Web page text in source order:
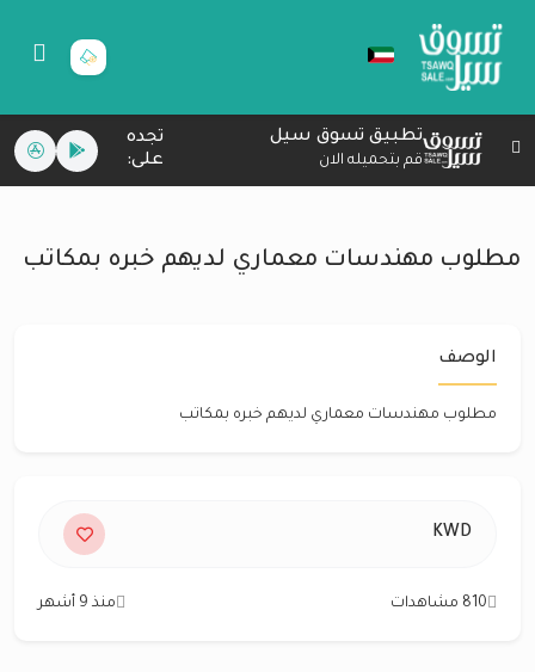
تطبيق تسوق سيل
قم بتحميله الان
تجده
على:
مطلوب مهندسات معماري لديهم خبره بمكاتب
الوصف
مطلوب مهندسات معماري لديهم خبره بمكاتب
KWD
810 مشاهدات منذ 9 أشهر